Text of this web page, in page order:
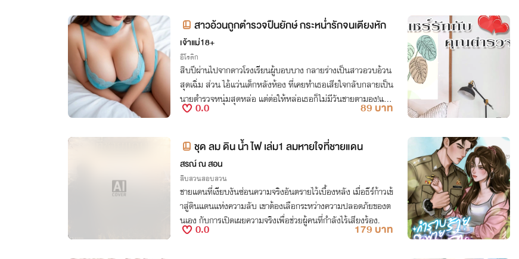
สาวอ้วนถูกตำรวจปืนยักษ์ กระหน่ำรักจนเตียงหัก
เจ้าแม่18+
อีโรติก
สิบปีผ่านไปจากดาวโรงเรียนผู้บอบบาง กลายร่างเป็นสาวอวบอ้วน
สุดเฉิ่ม ส่วน ไอ้แว่นเด็กหลังห้อง ที่เคยทำเธอเสียใจกลับกลายเป็น
นายตำรวจหนุ่มสุดหล่อ แต่ต่อให้หล่อเธอก็ไม่มีวันชายตามอง!แต่เ
ขากลับตามตื้อเธอ
0.0 89 บาท
ชุด ลม ดิน น้ำ ไฟ เล่ม1 ลมหายใจที่ชายแดน
สรณ์ ณ สอน
สืบสวนสอบสวน
ชายแดนที่เงียบงันซ่อนความจริงอันตรายไว้เบื้องหลัง เมื่อธีร์ก้าวเข้
าสู่ดินแดนแห่งความลับ เขาต้องเลือกระหว่างความปลอดภัยของต
นเอง กับการเปิดเผยความจริงเพื่อช่วยผู้คนที่กำลังไร้เสียงร้อง.
0.0 179 บาท